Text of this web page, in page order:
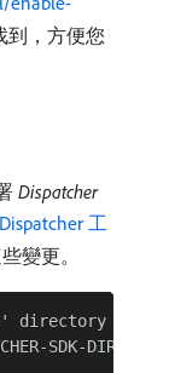
到，方便您
Dispatcher
工
變更。
directory
SDK-DIR>/bin